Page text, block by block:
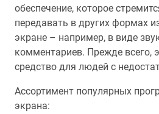
обеспечение, которое
передавать в других формах
экране – например, в виде
комментариев. Прежде всего,
средство для людей с
Ассортимент популярных
экрана: